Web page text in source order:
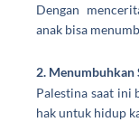
Dengan
anak bisa
2. Menumbuhkan
Palestina saat ini
hak untuk hidup